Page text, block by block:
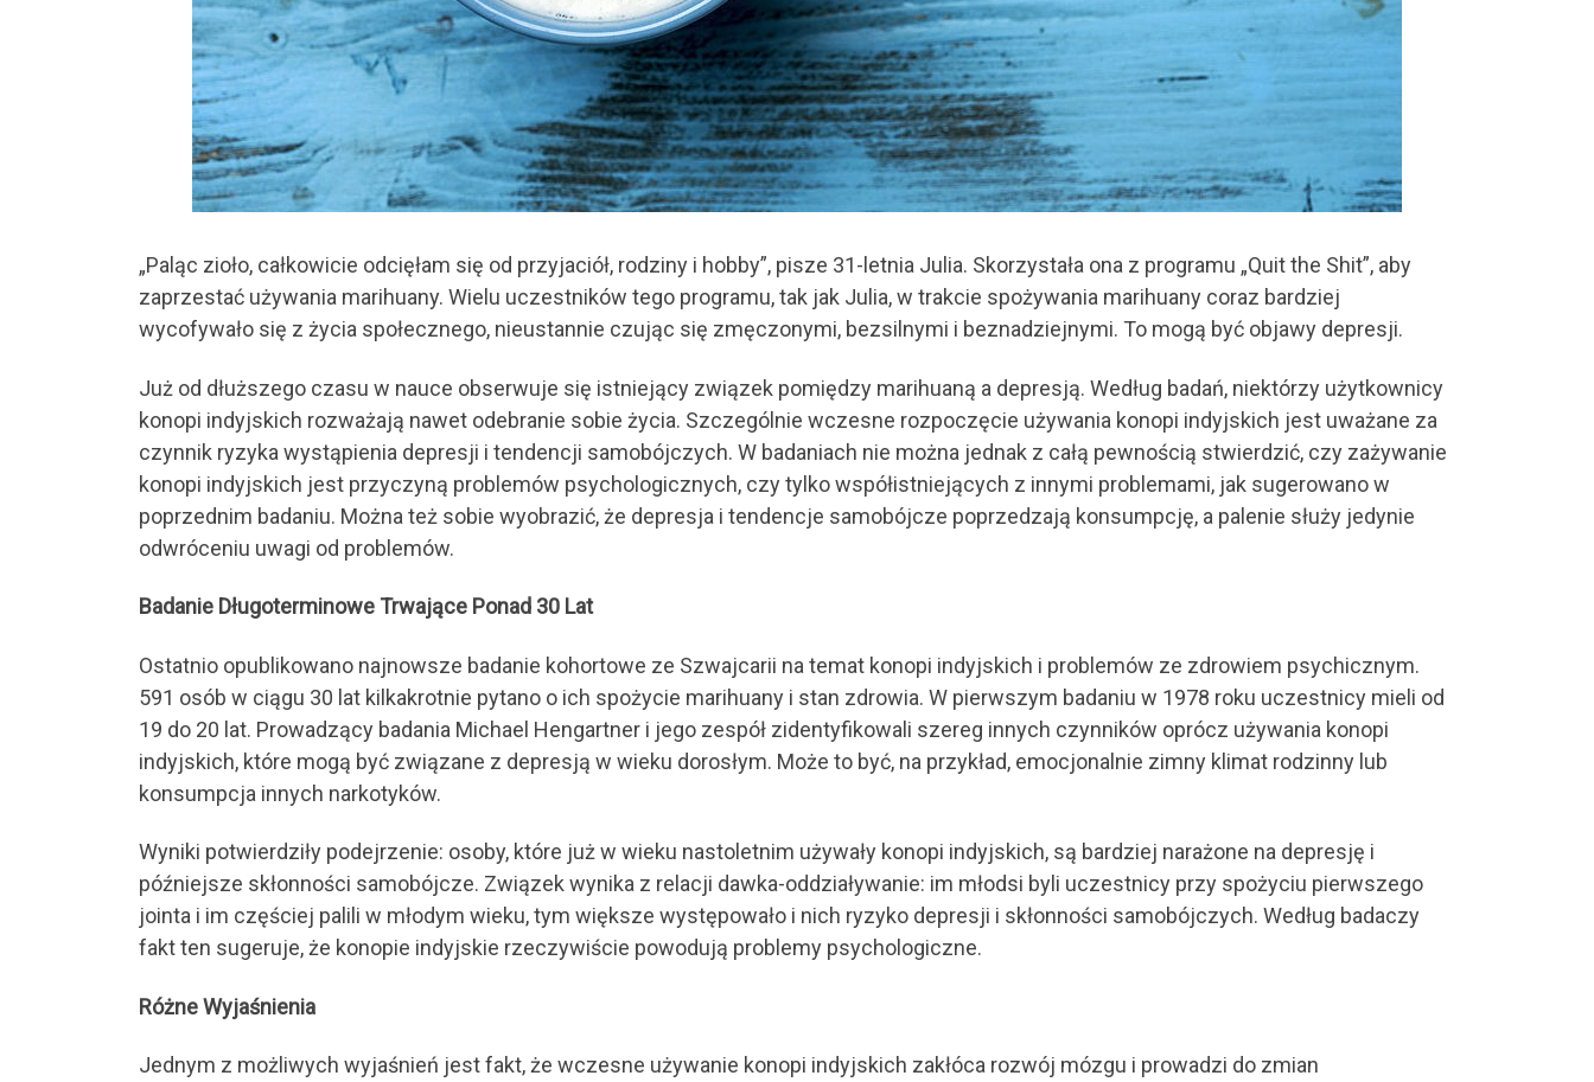
„Paląc zioło, całkowicie odcięłam się od przyjaciół, rodziny i hobby”, pisze 31-letnia Julia. Skorzystała ona z programu „Quit the Shit”, aby
zaprzestać używania marihuany. Wielu uczestników tego programu, tak jak Julia, w trakcie spożywania marihuany coraz bardziej
wycofywało się z życia społecznego, nieustannie czując się zmęczonymi, bezsilnymi i beznadziejnymi. To mogą być objawy depresji.
Już od dłuższego czasu w nauce obserwuje się istniejący związek pomiędzy marihuaną a depresją. Według badań, niektórzy użytkownicy
konopi indyjskich rozważają nawet odebranie sobie życia. Szczególnie wczesne rozpoczęcie używania konopi indyjskich jest uważane za
czynnik ryzyka wystąpienia depresji i tendencji samobójczych. W badaniach nie można jednak z całą pewnością stwierdzić, czy zażywanie
konopi indyjskich jest przyczyną problemów psychologicznych, czy tylko współistniejących z innymi problemami, jak sugerowano w
poprzednim badaniu. Można też sobie wyobrazić, że depresja i tendencje samobójcze poprzedzają konsumpcję, a palenie służy jedynie
odwróceniu uwagi od problemów.
Badanie Długoterminowe Trwające Ponad 30 Lat
Ostatnio opublikowano najnowsze badanie kohortowe ze Szwajcarii na temat konopi indyjskich i problemów ze zdrowiem psychicznym.
591 osób w ciągu 30 lat kilkakrotnie pytano o ich spożycie marihuany i stan zdrowia. W pierwszym badaniu w 1978 roku uczestnicy mieli od
19 do 20 lat. Prowadzący badania Michael Hengartner i jego zespół zidentyfikowali szereg innych czynników oprócz używania konopi
indyjskich, które mogą być związane z depresją w wieku dorosłym. Może to być, na przykład, emocjonalnie zimny klimat rodzinny lub
konsumpcja innych narkotyków.
Wyniki potwierdziły podejrzenie: osoby, które już w wieku nastoletnim używały konopi indyjskich, są bardziej narażone na depresję i
późniejsze skłonności samobójcze. Związek wynika z relacji dawka-oddziaływanie: im młodsi byli uczestnicy przy spożyciu pierwszego
jointa i im częściej palili w młodym wieku, tym większe występowało i nich ryzyko depresji i skłonności samobójczych. Według badaczy
fakt ten sugeruje, że konopie indyjskie rzeczywiście powodują problemy psychologiczne.
Różne Wyjaśnienia
Jednym z możliwych wyjaśnień jest fakt, że wczesne używanie konopi indyjskich zakłóca rozwój mózgu i prowadzi do zmian